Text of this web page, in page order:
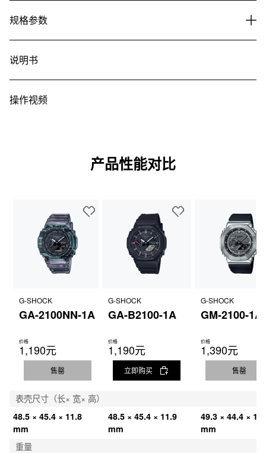
规格参数
说明书
操作视频
产品性能对比
G-SHOCK
GA-2100NN-1A
价格
1,190元
售罄
G-SHOCK
GA-B2100-1A
价格
1,190元
立即购买
G-SHOCK
GM-2100-1A
价格
1,390元
售罄
表壳尺寸（长× 宽× 高）
48.5 × 45.4 × 11.8
mm
48.5 × 45.4 × 11.9
mm
49.3 × 44.4 ×
mm
重量